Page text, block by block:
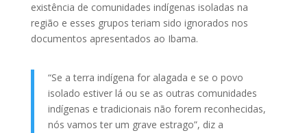
existência de comunidades indígenas isoladas na
região e esses grupos teriam sido ignorados nos
documentos apresentados ao Ibama.
“Se a terra indígena for alagada e se o povo
isolado estiver lá ou se as outras comunidades
indígenas e tradicionais não forem reconhecidas,
nós vamos ter um grave estrago”, diz a